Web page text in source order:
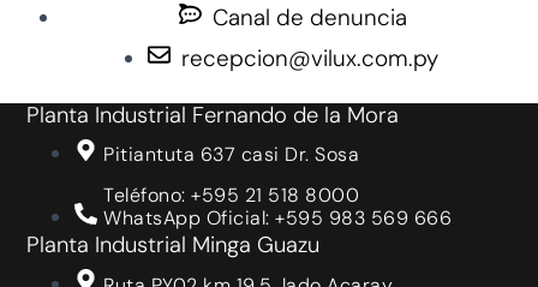
Canal de denuncia
recepcion@vilux.com.py
Planta Industrial Fernando de la Mora
Pitiantuta 637 casi Dr. Sosa
Teléfono: +595 21 518 8000
WhatsApp Oficial: +595 983 569 666
Planta Industrial Minga Guazu